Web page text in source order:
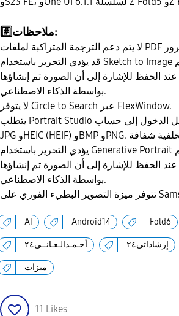
#️⃣ ملاحظات:
الحفظ للإشارة إلى أن الصورة تم إنشاؤها
بواسطة الذكاء الاصطناعي.
لا يتوفر Circle to Search عبر FlexWindow.
الحفظ للإشارة إلى أن الصورة تم إنشاؤها
بواسطة الذكاء الاصطناعي.
AI Android14 Fold6
أحـمـدالـعـانــي٢٤ إرشاداتي٢٤
ميزات
11 Likes